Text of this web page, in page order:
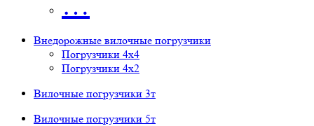
Внедорожные вилочные погрузчики
Погрузчики 4х4
Погрузчики 4х2
Вилочные погрузчики 3т
Вилочные погрузчики 5т